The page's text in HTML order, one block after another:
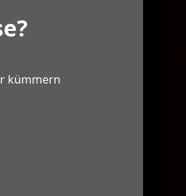
kümmern